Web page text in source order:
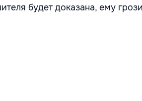
будет доказана, ему